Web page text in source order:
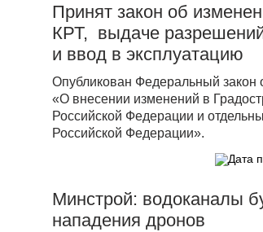
Принят закон об
КРТ, выдаче
и ввод в эксплуатацию
Опубликован Федеральный
«О внесении изменений в
Российской Федерации и
Российской Федерации».
Минстрой: водоканалы
нападения дронов